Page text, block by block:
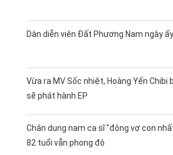
Dàn diễn viên Đất Phương Nam ngày
Vừa ra MV Sốc nhiệt, Hoàng Yến Chibi
sẽ phát hành EP
Chân dung nam ca sĩ "đông vợ con
82 tuổi vẫn phong độ